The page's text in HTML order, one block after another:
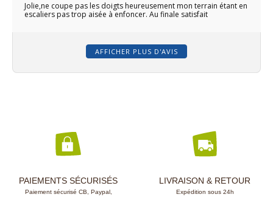
Jolie,ne coupe pas les doigts heureusement mon terrain étant en
escaliers pas trop aisée à enfoncer. Au finale satisfait
AFFICHER PLUS D'AVIS
PAIEMENTS SÉCURISÉS
Paiement sécurisé CB, Paypal,
LIVRAISON & RETOUR
Expédition sous 24h